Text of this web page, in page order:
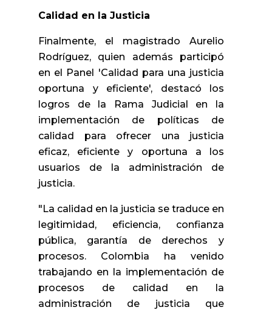
Calidad en la Justicia
Finalmente, el magistrado Aurelio
Rodríguez, quien además participó
en el Panel 'Calidad para una justicia
oportuna y eficiente', destacó los
logros de la Rama Judicial en la
implementación de políticas de
calidad para ofrecer una justicia
eficaz, eficiente y oportuna a los
usuarios de la administración de
justicia.
"La calidad en la justicia se traduce en
legitimidad, eficiencia, confianza
pública, garantía de derechos y
procesos. Colombia ha venido
trabajando en la implementación de
procesos de calidad en la
administración de justicia que